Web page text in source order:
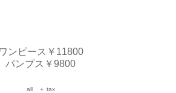
ワンピース￥11800
パンプス￥9800
all ＋ tax